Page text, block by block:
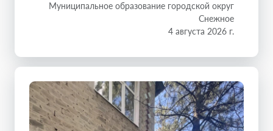
Муниципальное образование городской округ
Снежное
4 августа 2026 г.